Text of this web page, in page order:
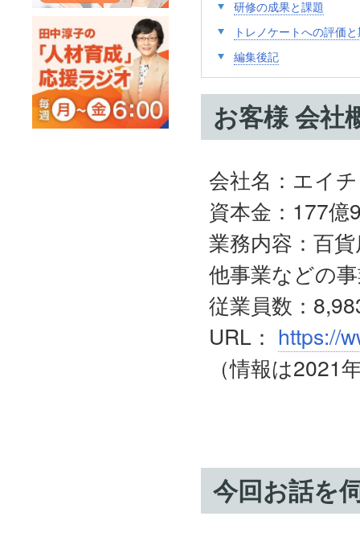
研修の成果と課題
トレノケートへの評価
編集後記
お客様 会社
会社名：エイ
資本金：177億
業務内容：百
他事業などの
従業員数：
URL： https://
（情報は2021
今回お話を